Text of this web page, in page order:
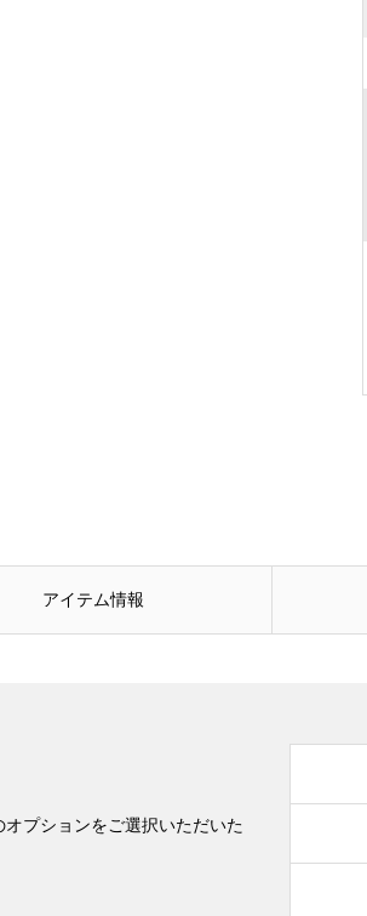
アイテム情報
プションをご選択いただいた